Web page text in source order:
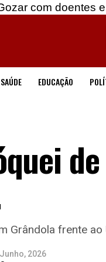
e bajular os
SAÚDE EDUCAÇÃO
Grândola frente
2026